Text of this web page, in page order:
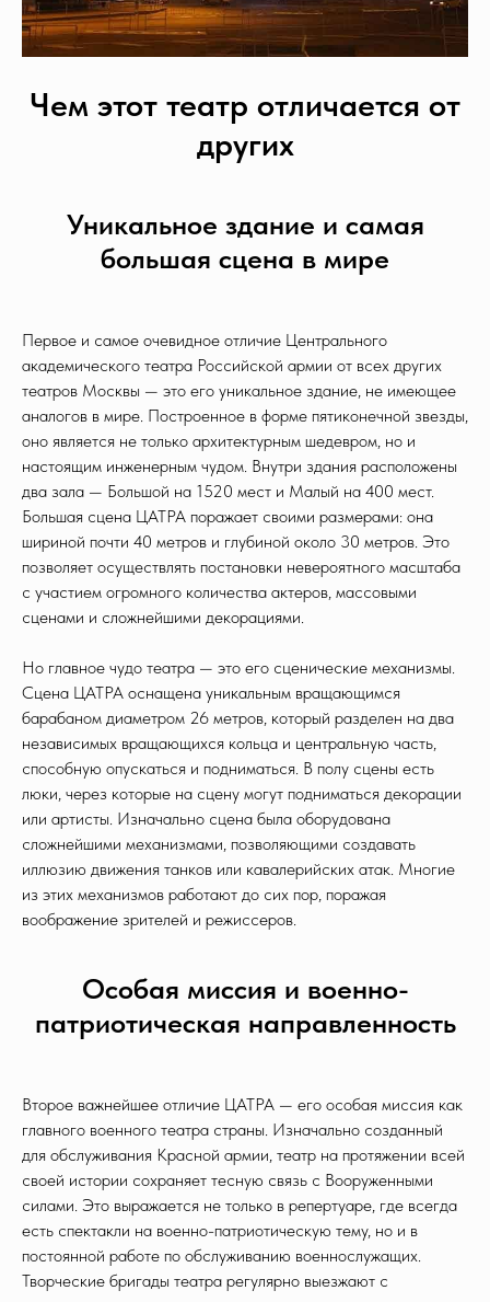
Чем этот театр отличается от
других
Уникальное здание и самая
большая сцена в мире
Первое и самое очевидное отличие Центрального
академического театра Российской армии от всех других
театров Москвы — это его уникальное здание, не имеющее
аналогов в мире. Построенное в форме пятиконечной звезды,
оно является не только архитектурным шедевром, но и
настоящим инженерным чудом. Внутри здания расположены
два зала — Большой на 1520 мест и Малый на 400 мест.
Большая сцена ЦАТРА поражает своими размерами: она
шириной почти 40 метров и глубиной около 30 метров. Это
позволяет осуществлять постановки невероятного масштаба
с участием огромного количества актеров, массовыми
сценами и сложнейшими декорациями.
Но главное чудо театра — это его сценические механизмы.
Сцена ЦАТРА оснащена уникальным вращающимся
барабаном диаметром 26 метров, который разделен на два
независимых вращающихся кольца и центральную часть,
способную опускаться и подниматься. В полу сцены есть
люки, через которые на сцену могут подниматься декорации
или артисты. Изначально сцена была оборудована
сложнейшими механизмами, позволяющими создавать
иллюзию движения танков или кавалерийских атак. Многие
из этих механизмов работают до сих пор, поражая
воображение зрителей и режиссеров.
Особая миссия и военно-
патриотическая направленность
Второе важнейшее отличие ЦАТРА — его особая миссия как
главного военного театра страны. Изначально созданный
для обслуживания Красной армии, театр на протяжении всей
своей истории сохраняет тесную связь с Вооруженными
силами. Это выражается не только в репертуаре, где всегда
есть спектакли на военно-патриотическую тему, но и в
постоянной работе по обслуживанию военнослужащих.
Творческие бригады театра регулярно выезжают с